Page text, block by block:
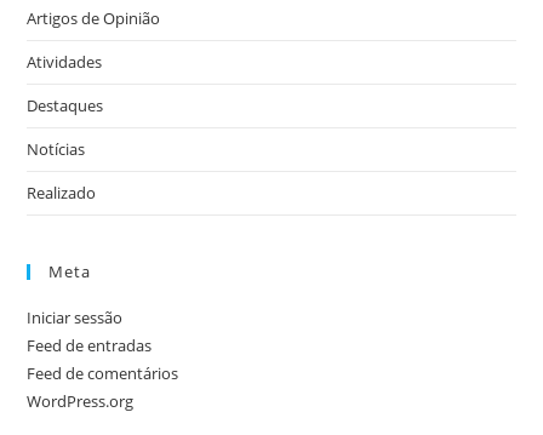
Artigos de Opinião
Atividades
Destaques
Notícias
Realizado
Meta
Iniciar sessão
Feed de entradas
Feed de comentários
WordPress.org